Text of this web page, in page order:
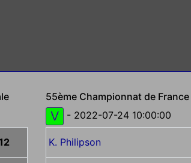
55ème Championnat de
- 2022-07-24 10:00:00
K. Philipson